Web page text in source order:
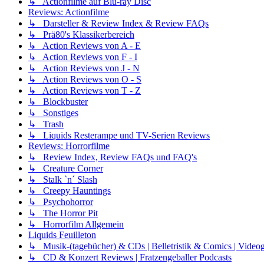
Reviews: Actionfilme
↳ Darsteller & Review Index & Review FAQs
↳ Prä80's Klassikerbereich
↳ Action Reviews von A - E
↳ Action Reviews von F - I
↳ Action Reviews von J - N
↳ Action Reviews von O - S
↳ Action Reviews von T - Z
↳ Blockbuster
↳ Sonstiges
↳ Trash
↳ Liquids Resterampe und TV-Serien Reviews
Reviews: Horrorfilme
↳ Review Index, Review FAQs und FAQ's
↳ Creature Corner
↳ Stalk `n´ Slash
↳ Creepy Hauntings
↳ Psychohorror
↳ The Horror Pit
↳ Horrorfilm Allgemein
Liquids Feuilleton
↳ Musik-(tagebücher) & CDs | Belletristik & Comics |
↳ CD & Konzert Reviews | Fratzengeballer Podcasts